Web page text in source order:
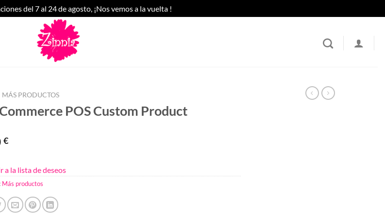
del 7 al 24 de agosto, ¡Nos vemos a la vuelta !
MÁS PRODUCTOS
POS Custom Product
€
a la lista de deseos
Más productos